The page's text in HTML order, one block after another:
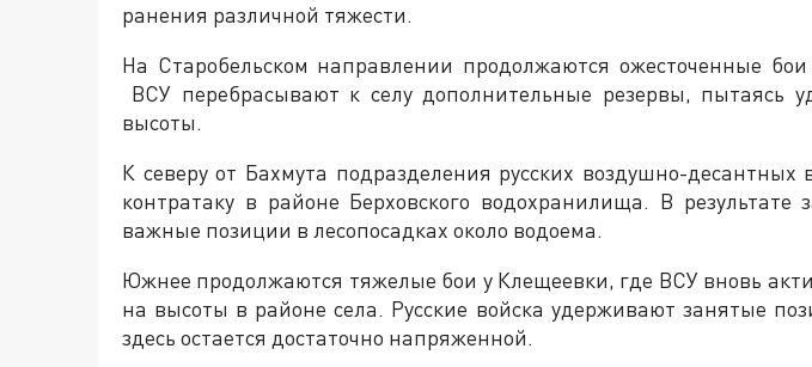
ранения различной тяжести.
На Старобельском направлении продолжаются ожесточенные бои
ВСУ перебрасывают к селу дополнительные резервы, пытаясь
высоты.
К северу от Бахмута подразделения русских воздушно-десантных
контратаку в районе Берховского водохранилища. В результате
важные позиции в лесопосадках около водоема.
Южнее продолжаются тяжелые бои у Клещеевки, где ВСУ вновь
на высоты в районе села. Русские войска удерживают занятые
здесь остается достаточно напряженной.